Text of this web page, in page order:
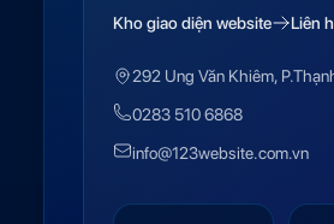
Kho giao diện website Liên
292 Ung Văn Khiêm,
0283 510 6868
info@123website.com.vn